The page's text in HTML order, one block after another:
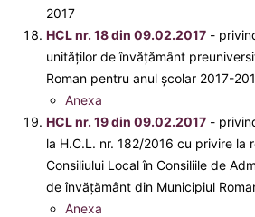
2017
HCL nr. 18 din 09.02.2017 -
unităților de învățământ
Roman pentru anul școlar 2017-
Anexa
HCL nr. 19 din 09.02.2017 -
la H.C.L. nr. 182/2016 cu privire la
Consiliului Local în Consiliile de
de învăţământ din Municipiul
Anexa